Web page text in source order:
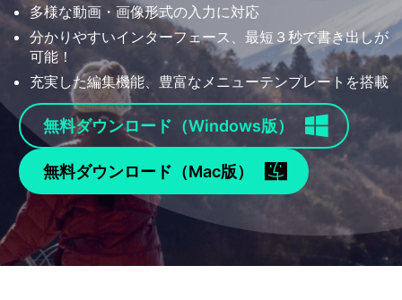
多様な動画・画像形式の入力に対応
分かりやすいインターフェース、最短３秒で書き出しが
可能！
充実した編集機能、豊富なメニューテンプレートを搭載
無料ダウンロード（Windows版）
無料ダウンロード（Mac版）